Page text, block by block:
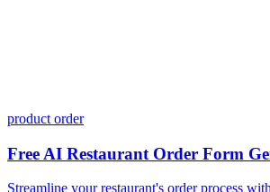
product order
Free AI Restaurant Order Form
Streamline your restaurant's order process